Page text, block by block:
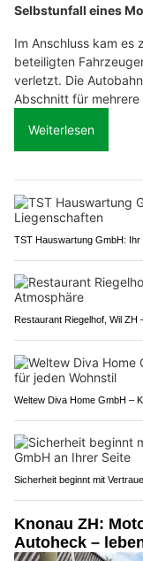
Selbstunfall eines
Im Anschluss kam es
beteiligten
verletzt. Die
Abschnitt für
Weiterlesen
TST Hauswartung GmbH:
Restaurant Riegelhof, Wil ZH
Weltew Diva Home GmbH –
Sicherheit beginnt mit
Knonau ZH:
Autoheck –